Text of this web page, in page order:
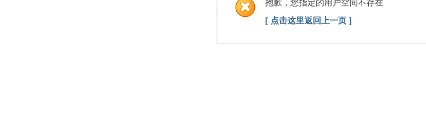
抱歉，您指定的用户空间不存在
[ 点击这里返回上一页 ]